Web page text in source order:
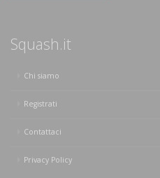
Squash.it
Chi siamo
Registrati
Contattaci
Privacy Policy